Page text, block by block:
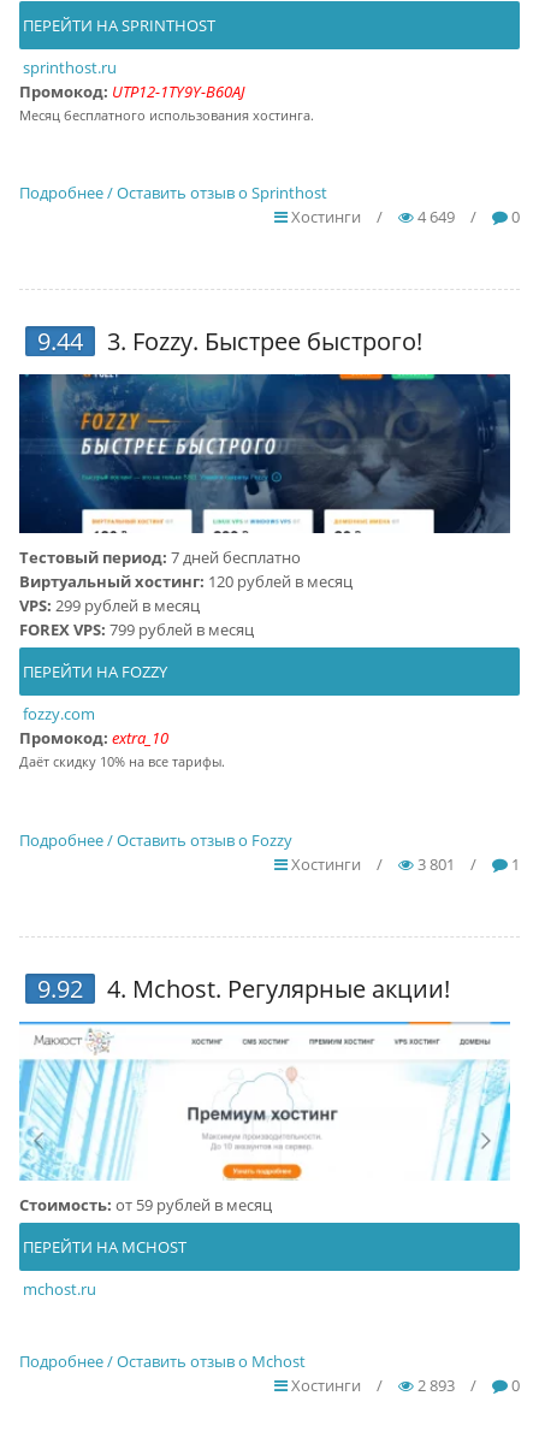
ПЕРЕЙТИ НА SPRINTHOST
sprinthost.ru
Промокод: UTP12-1TY9Y-B60AJ
Месяц бесплатного использования хостинга.
Подробнее / Оставить отзыв о Sprinthost
Хостинги
/ 4 649 / 0
9.44 3. Fozzy. Быстрее быстрого!
Тестовый период: 7 дней бесплатно
Виртуальный хостинг: 120 рублей в месяц
VPS: 299 рублей в месяц
FOREX VPS: 799 рублей в месяц
ПЕРЕЙТИ НА FOZZY
fozzy.com
Промокод: extra_10
Даёт скидку 10% на все тарифы.
Подробнее / Оставить отзыв о Fozzy
Хостинги
/ 3 801 / 1
9.92 4. Mchost. Регулярные акции!
Стоимость: от 59 рублей в месяц
ПЕРЕЙТИ НА MCHOST
mchost.ru
Подробнее / Оставить отзыв о Mchost
Хостинги
/ 2 893 / 0